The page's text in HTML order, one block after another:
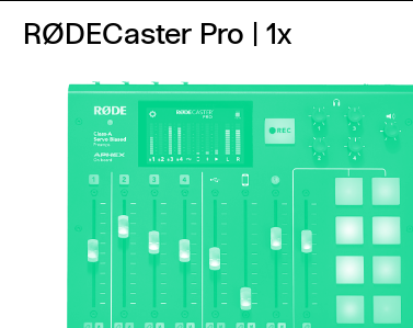
RØDECaster Pro | 1x